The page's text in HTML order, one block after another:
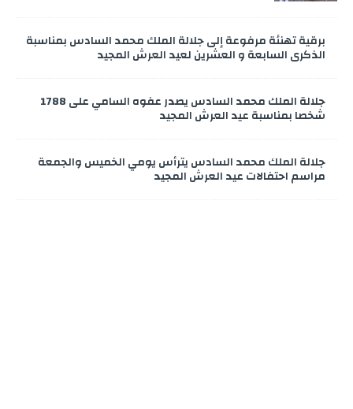
برقية تهنئة مرفوعة إلى جلالة الملك محمد السادس بمناسبة
الذكرى السابعة و العشرين لعيد العرش المجيد
جلالة الملك محمد السادس يصدر عفوه السامي على 1788
شخصا بمناسبة عيد العرش المجيد
جلالة الملك محمد السادس يترأس يومي الخميس والجمعة
مراسم احتفالات عيد العرش المجيد